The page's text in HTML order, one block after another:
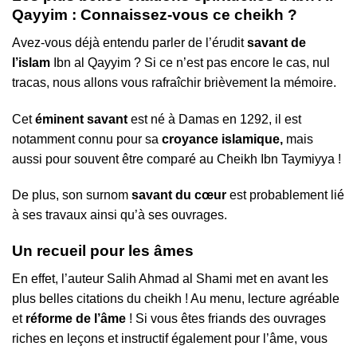
Qayyim : Connaissez-vous ce cheikh ?
Avez-vous déjà entendu parler de l’éruditsavant de
l’islam Ibn al Qayyim ? Si ce n’est pas encore le cas, nul
tracas, nous allons vous rafraîchir brièvement la mémoire.
Cetéminent savant est né à Damas en 1292, il est
notamment connu pour sa croyance islamique, mais
aussi pour souvent être comparé au Cheikh Ibn Taymiyya !
De plus, son surnom savant du cœur est probablement lié
à ses travaux ainsi qu’à ses ouvrages.
Un recueil pour les âmes
En effet, l’auteur Salih Ahmad al Shami met en avant les
plus belles citations du cheikh ! Au menu, lecture agréable
et réforme de l’âme ! Si vous êtes friands des ouvrages
riches en leçons et instructif également pour l’âme, vous